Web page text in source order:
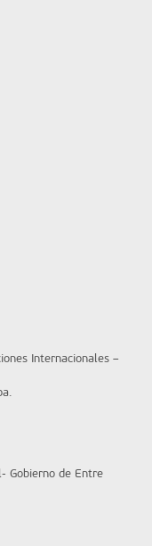
Internacionales –
Gobierno de Entre